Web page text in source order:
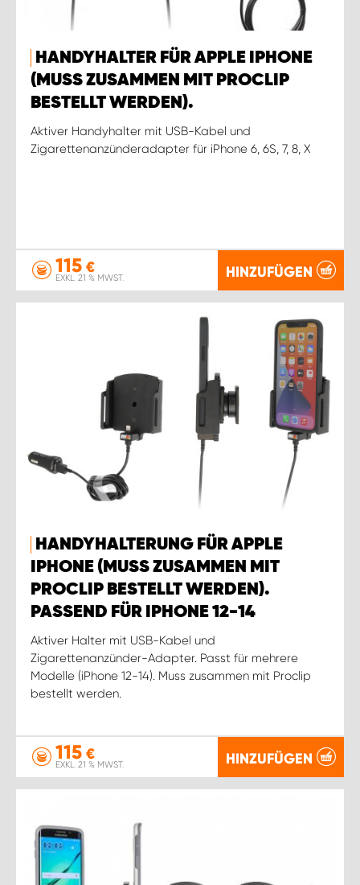
HANDYHALTER FÜR APPLE IPHONE
(MUSS ZUSAMMEN MIT PROCLIP
BESTELLT WERDEN).
Aktiver Handyhalter mit USB-Kabel und
Zigarettenanzünderadapter für iPhone 6, 6S, 7, 8, X
115 €
EXKL. 21 % MWST. HINZUFÜGEN
HANDYHALTERUNG FÜR APPLE
IPHONE (MUSS ZUSAMMEN MIT
PROCLIP BESTELLT WERDEN).
PASSEND FÜR IPHONE 12-14
Aktiver Halter mit USB-Kabel und
Zigarettenanzünder-Adapter. Passt für mehrere
Modelle (iPhone 12-14). Muss zusammen mit Proclip
bestellt werden.
115 €
EXKL. 21 % MWST. HINZUFÜGEN